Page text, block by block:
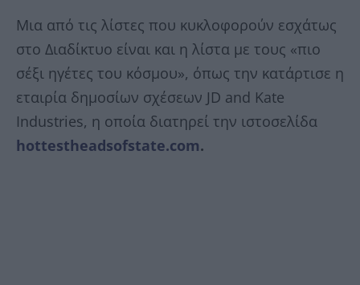
Μια από τις λίστες που κυκλοφορούν εσχάτως
στο Διαδίκτυο είναι και η λίστα με τους «πιο
σέξι ηγέτες του κόσμου», όπως την κατάρτισε η
εταιρία δημοσίων σχέσεων JD and Kate
Industries, η οποία διατηρεί την ιστοσελίδα
hottestheadsofstate.com.